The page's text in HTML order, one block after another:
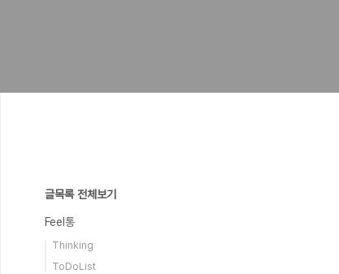
글목록 전체보기
Feel통
Thinking
ToDoList